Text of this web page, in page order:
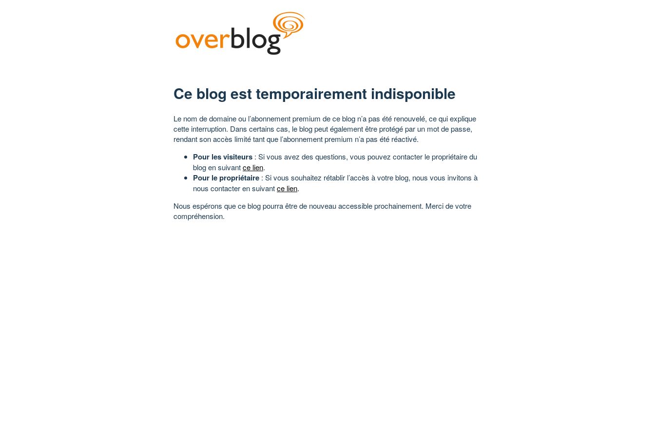
Ce blog est temporairement indisponible
Le nom de domaine ou l’abonnement premium de ce blog n’a pas été renouvelé, ce qui explique
cette interruption. Dans certains cas, le blog peut également être protégé par un mot de passe,
rendant son accès limité tant que l’abonnement premium n’a pas été réactivé.
Pour les visiteurs : Si vous avez des questions, vous pouvez contacter le propriétaire du
blog en suivantce lien.
Pour le propriétaire : Si vous souhaitez rétablir l’accès à votre blog, nous vous invitons à
nous contacter en suivantce lien.
Nous espérons que ce blog pourra être de nouveau accessible prochainement. Merci de votre
compréhension.